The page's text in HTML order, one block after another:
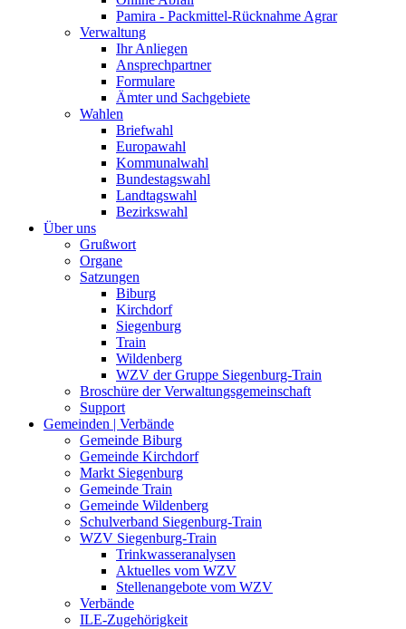
Pamira - Packmittel-Rücknahme Agrar
Verwaltung
Ihr Anliegen
Ansprechpartner
Formulare
Ämter und Sachgebiete
Wahlen
Briefwahl
Europawahl
Kommunalwahl
Bundestagswahl
Landtagswahl
Bezirkswahl
Über uns
Grußwort
Organe
Satzungen
Biburg
Kirchdorf
Siegenburg
Train
Wildenberg
WZV der Gruppe Siegenburg-Train
Broschüre der Verwaltungsgemeinschaft
Support
Gemeinden | Verbände
Gemeinde Biburg
Gemeinde Kirchdorf
Markt Siegenburg
Gemeinde Train
Gemeinde Wildenberg
Schulverband Siegenburg-Train
WZV Siegenburg-Train
Trinkwasseranalysen
Aktuelles vom WZV
Stellenangebote vom WZV
Verbände
ILE-Zugehörigkeit